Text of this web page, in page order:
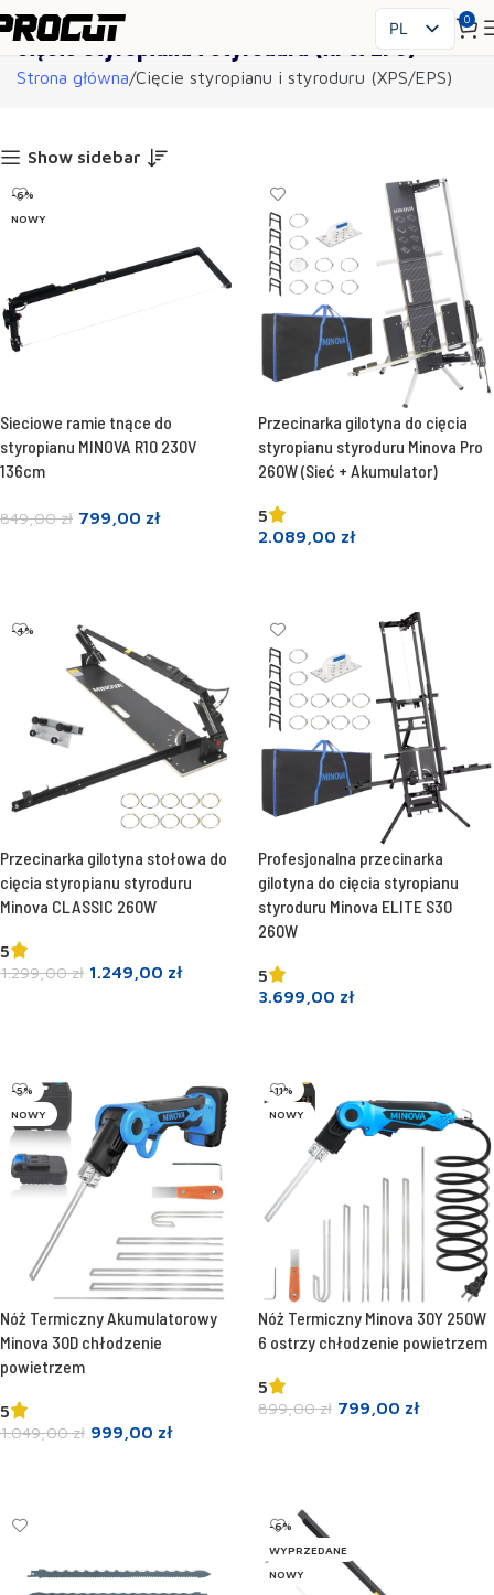
PL
EN
FR
ES
IT
UK
RO
DE
0
Cięcie styropianu i styroduru (XPS/EPS)
Strona główna Cięcie styropianu i styroduru (XPS/EPS)
Show sidebar
-6%
NOWY
Sieciowe ramie tnące do
styropianu MINOVA R10 230V
136cm
849,00zł 799,00 zł
Przecinarka gilotyna do cięcia
styropianu styroduru Minova Pro
260W (Sieć + Akumulator)
5
2.089,00 zł
-4%
Przecinarka gilotyna stołowa do
cięcia styropianu styroduru
Minova CLASSIC 260W
5
1.299,00zł 1.249,00 zł
Profesjonalna przecinarka
gilotyna do cięcia styropianu
styroduru Minova ELITE S30
260W
5
3.699,00 zł
-5%
NOWY
Nóż Termiczny Akumulatorowy
Minova 30D chłodzenie
powietrzem
5
1.049,00zł 999,00 zł
-11%
NOWY
Nóż Termiczny Minova 30Y 250W
6 ostrzy chłodzenie powietrzem
5
899,00zł 799,00 zł
-6%
WYPRZEDANE
NOWY